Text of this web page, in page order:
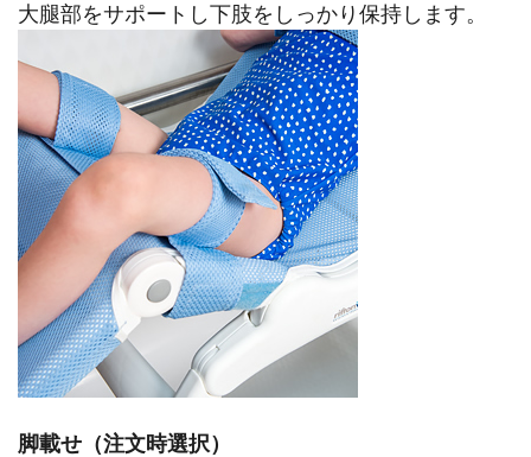
大腿部をサポートし下肢をしっかり保持します。
脚載せ（注文時選択）